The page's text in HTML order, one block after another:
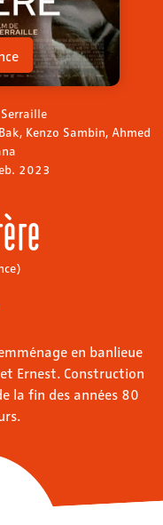
Kenzo Sambin, Ahmed
2023
en banlieue
Ernest. Construction
la fin des années 80